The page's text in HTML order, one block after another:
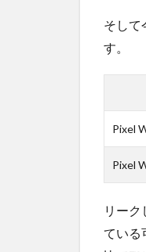
そして
す。
Pixel
Pixel
リー
ている